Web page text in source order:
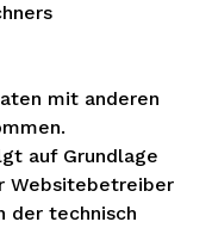
mit anderen
auf Grundlage
Websitebetreiber
der technisch